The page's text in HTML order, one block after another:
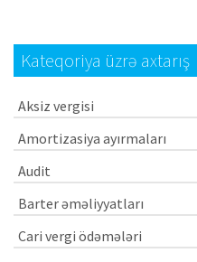
Kateqoriya üzrə axtarış
Aksiz vergisi
Amortizasiya ayırmaları
Audit
Barter əməliyyatları
Cari vergi ödəmələri